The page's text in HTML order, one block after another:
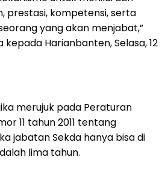
prestasi, kompetensi, serta
yang akan menjabat,”
Harianbanten, Selasa, 12
merujuk pada Peraturan
11 tahun 2011 tentang
jabatan Sekda hanya bisa di
lima tahun.